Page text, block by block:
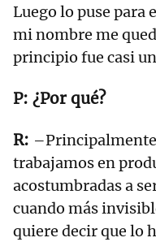
Luego lo puse para
mi nombre me
principio fue casi
¿Por qué?
trabajamos en
acostumbradas a
cuando más
quiere decir que lo